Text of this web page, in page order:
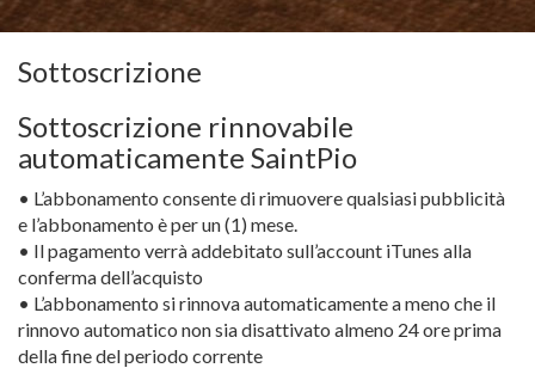
Sottoscrizione
Sottoscrizione rinnovabile
automaticamente SaintPio
• L’abbonamento consente di rimuovere qualsiasi pubblicità
e l’abbonamento è per un (1) mese.
• Il pagamento verrà addebitato sull’account iTunes alla
conferma dell’acquisto
• L’abbonamento si rinnova automaticamente a meno che il
rinnovo automatico non sia disattivato almeno 24 ore prima
della fine del periodo corrente